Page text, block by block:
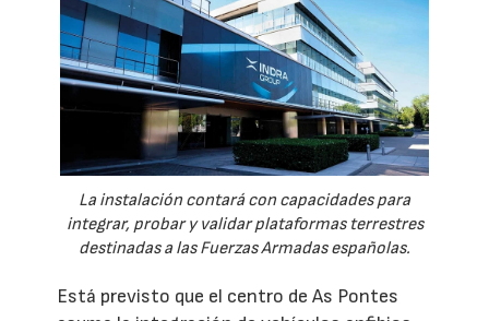
La instalación contará con capacidades para
integrar, probar y validar plataformas terrestres
destinadas a las Fuerzas Armadas españolas.
Está previsto que el centro de As Pontes